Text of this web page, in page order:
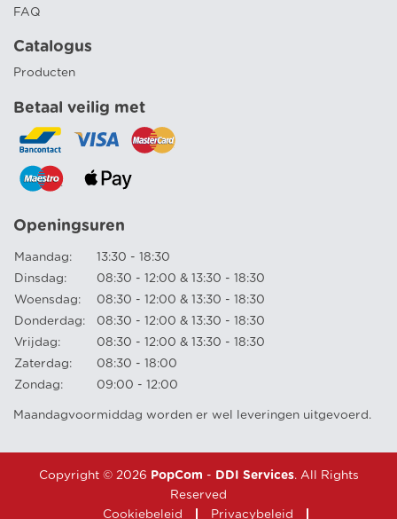
FAQ
Catalogus
Producten
Betaal veilig met
Openingsuren
Maandag:
13:30 - 18:30
Dinsdag:
08:30 - 12:00 & 13:30 - 18:30
Woensdag:
08:30 - 12:00 & 13:30 - 18:30
Donderdag:
08:30 - 12:00 & 13:30 - 18:30
Vrijdag:
08:30 - 12:00 & 13:30 - 18:30
Zaterdag:
08:30 - 18:00
Zondag:
09:00 - 12:00
Maandagvoormiddag worden er wel leveringen uitgevoerd.
Copyright © 2026 PopCom - DDI Services. All Rights
Reserved
Cookiebeleid
Privacybeleid